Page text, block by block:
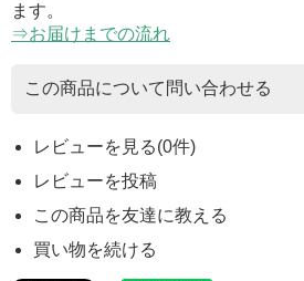
ます。
⇒お届けまでの流れ
この商品について問い合わせる
レビューを見る(0件)
レビューを投稿
この商品を友達に教える
買い物を続ける